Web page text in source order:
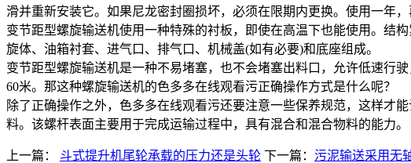
滑并重新安装它。如果尼龙密封圈损坏，必须在限期内更换。使用一年
变节距型螺旋输送机使用一种特殊的衬板，即使在高温下也能使用。结
旋体、油箱衬套、进气口、排气口、机械盖(如有必要)和底座组成。
变节距型螺旋输送机是一种不易堵塞，也不会堵塞出料口，允许低速行
60米。那这种螺旋输送机的色多多在线观看污正确操作方式是什么呢？
除了正确操作之外，色多多在线观看污还要注意一些保养规范，这样才
料。该螺杆表面主要用于完成运输过程中，具有混合和混合物料的能力。
上一篇： 斗式提升机尾轮承载的压力还是头轮 下一篇： 污泥输送采用无